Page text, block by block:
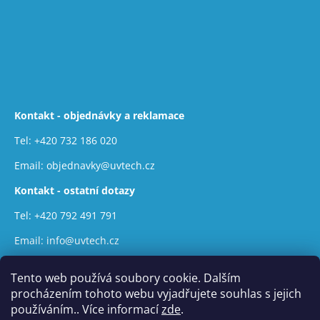
Tento web používá soubory cookie. Dalším
procházením tohoto webu vyjadřujete souhlas s jejich
používáním.. Více informacízde.
Kontakt - objednávky a reklamace
Tel: +420 732 186 020
Email: objednavky@uvtech.cz
Kontakt - ostatní dotazy
Tel: +420 792 491 791
Email: info@uvtech.cz